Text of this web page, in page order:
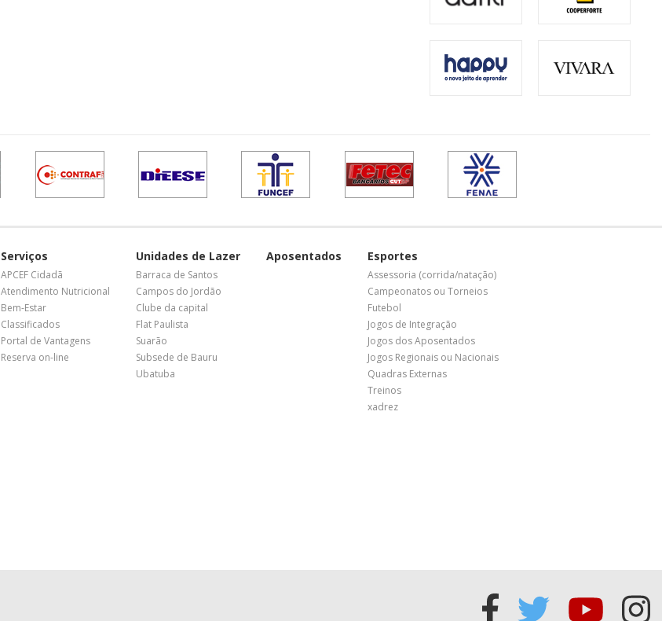
Serviços
APCEF Cidadã
Atendimento Nutricional
Bem-Estar
Classificados
Portal de Vantagens
Reserva on-line
Unidades de Lazer
Barraca de Santos
Campos do Jordão
Clube da capital
Flat Paulista
Suarão
Subsede de Bauru
Ubatuba
Aposentados Esportes
Assessoria (corrida/natação)
Campeonatos ou Torneios
Futebol
Jogos de Integração
Jogos dos Aposentados
Jogos Regionais ou Nacionais
Quadras Externas
Treinos
xadrez
Acessar
Acessar